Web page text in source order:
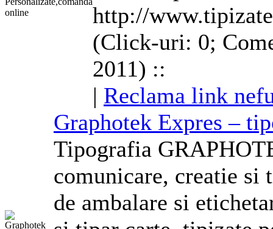
http://
(Click-uri: 0;
2011) ::
| Reclama link
Graphotek Expres –
Tipografia
comunicare, creatie
de ambalare si